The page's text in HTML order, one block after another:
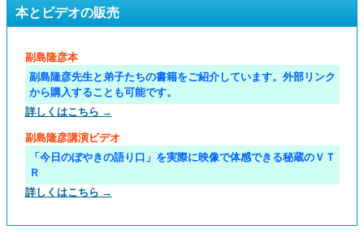
本とビデオの販売
副島隆彦本
副島隆彦先生と弟子たちの書籍をご紹介しています。外部リンク
から購入することも可能です。
詳しくはこちら →
副島隆彦講演ビデオ
「今日のぼやきの語り口」を実際に映像で体感できる秘蔵のＶＴ
Ｒ
詳しくはこちら →